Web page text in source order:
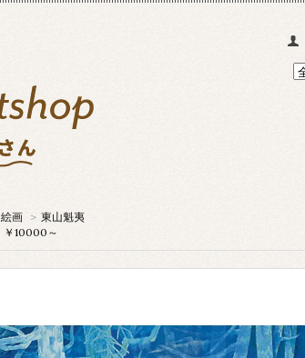
絵画 > 東山魁夷
￥10000～